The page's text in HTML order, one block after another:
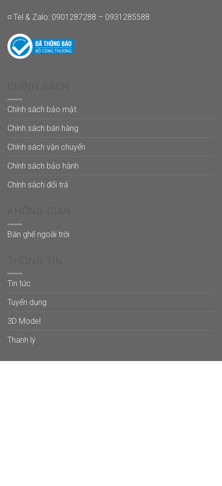
◽ Tel & Zalo: 0901287288 – 0931285588
Chính sách bảo mật
Chính sách bán hàng
Chính sách vận chuyển
Chính sách bảo hành
Chính sách đổi trả
Bàn ghế ngoài trời
Tin tức
Tuyển dụng
3D Model
Thanh lý